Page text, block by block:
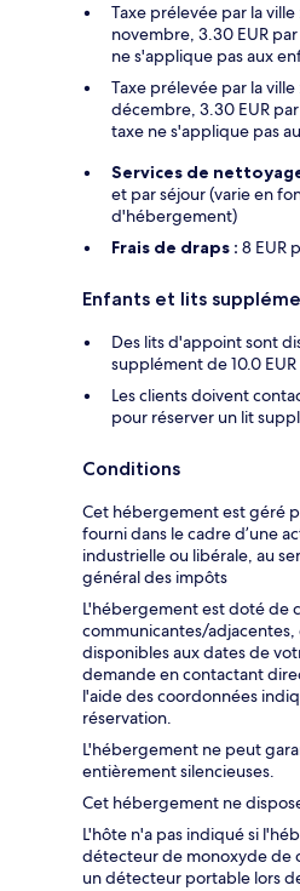
Taxe prélevée par la
novembre, 3.30 EUR
ne s'applique pas aux
Taxe prélevée par la
décembre, 3.30 EUR
taxe ne s'applique pas
Services de
et par séjour (varie en
d'hébergement)
Frais de draps : 8 EUR
Enfants et lits
Des lits d'appoint sont
supplément de 10.0
Les clients doivent
pour réserver un lit
Conditions
Cet hébergement est géré
fourni dans le cadre d’une
industrielle ou libérale, au
général des impôts
L'hébergement est doté de
communicantes/
disponibles aux dates de
demande en contactant
l'aide des coordonnées
réservation.
L'hébergement ne peut
entièrement silencieuses.
Cet hébergement ne
L'hôte n'a pas indiqué si
détecteur de monoxyde de
un détecteur portable lors